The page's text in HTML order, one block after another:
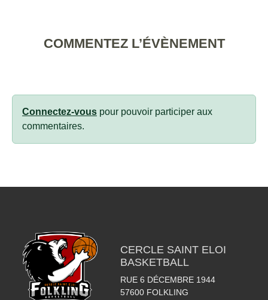
COMMENTEZ L’ÉVÈNEMENT
Connectez-vous pour pouvoir participer aux
commentaires.
CERCLE SAINT ELOI
BASKETBALL
RUE 6 DÉCEMBRE 1944
57600 FOLKLING